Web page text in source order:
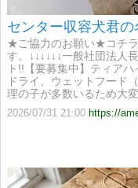
センター収容犬君
★ご協力のお願い★コチラ
す。↓↓↓↓↓↓一般社団法人
ト!!【要募集中】ティア
ドライ、ウェットフード
理の子が多数いるため大
2026/07/31 21:00 https://